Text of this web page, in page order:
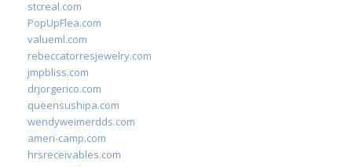
stcreal.com
PopUpFlea.com
valueml.com
rebeccatorresjewelry.com
jmpbliss.com
drjorgerico.com
queensushipa.com
wendyweimerdds.com
ameri-camp.com
hrsreceivables.com